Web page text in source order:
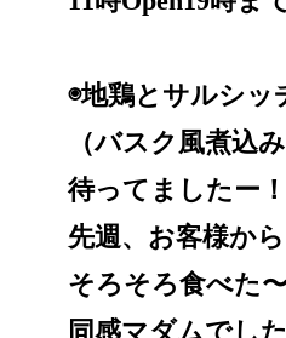
◉地鶏とサルシッ
（バスク風煮込み
待ってましたー
先週、お客様から
そろそろ食べた
同感マダムでした